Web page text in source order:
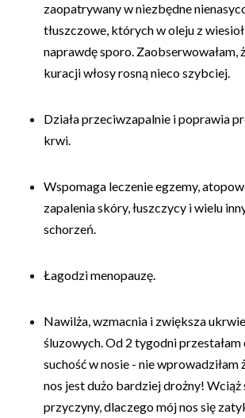
zaopatrywany w niezbędne
tłuszczowe, których w oleju z
naprawdę sporo. Zaobserwowałam,
kuracji włosy rosną nieco szybciej.
Działa przeciwzapalnie i poprawia
krwi.
Wspomaga leczenie egzemy,
zapalenia skóry, łuszczycy i wielu
schorzeń.
Łagodzi menopauzę.
Nawilża, wzmacnia i zwiększa
śluzowych. Od 2 tygodni przestałam
suchość w nosie - nie wprowadziłam
nos jest dużo bardziej drożny! Wciąż
przyczyny, dlaczego mój nos się